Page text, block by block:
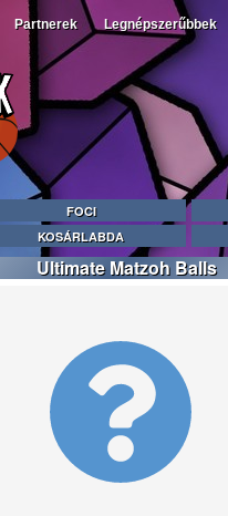
Partnerek Legnépszerűbbek
FOCI
KOSÁRLABDA
Ultimate Matzoh Balls